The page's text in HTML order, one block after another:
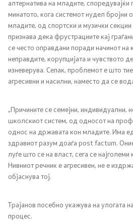
алтернатива на младите,
минатото, кога системот нудел бројни
младите, од спортски и музички
признава дека фрустрациите кај
се често оправдани поради начинот на
неправдите, корупцијата и чувството
изневерува. Сепак, проблемот е што
агресивни и насилни, наместо да се
„Причините се семејни, индивидуални,
школскиот систем, од односот на
однос на државата кон младите. Има
здравиот разум доаѓа post factum.
луѓе што се на власт, сега се најголеми
Нивниот речник е агресивен, не е
објаснува тој.
Трајанов посебно укажува на улогата
процес.